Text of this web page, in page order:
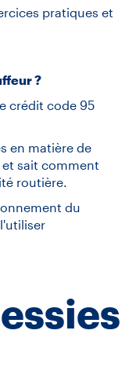
pratiques et
?
crédit code 95
en matière de
sait comment
routière.
du